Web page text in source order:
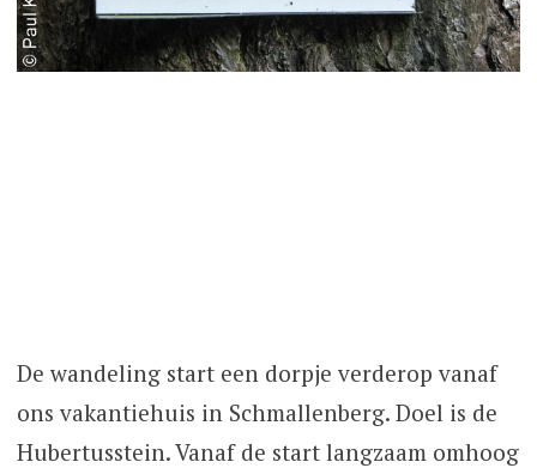
De wandeling start een dorpje verderop vanaf
ons vakantiehuis in Schmallenberg. Doel is de
Hubertusstein. Vanaf de start langzaam omhoog